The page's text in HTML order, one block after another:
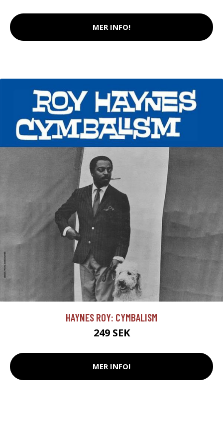
MER INFO!
HAYNES ROY: CYMBALISM
249 SEK
MER INFO!